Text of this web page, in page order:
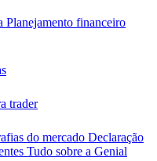
Planejamento financeiro
trader
do mercado Declaração
Tudo sobre a Genial